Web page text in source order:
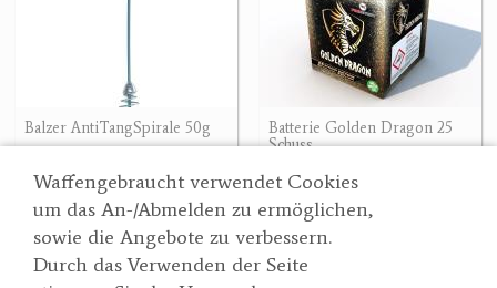
Waffengebraucht verwendet Cookies
um das An-/Abmelden zu ermöglichen,
sowie die Angebote zu verbessern.
Durch das Verwenden der Seite
Balzer AntiTangSpirale 50g
Batterie Golden Dragon 25
Schuss
Suche
Wertgarner 1820